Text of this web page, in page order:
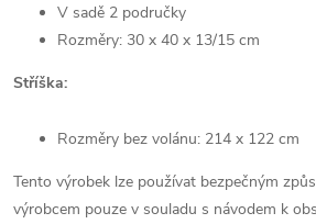
V sadě 2 područky
Rozměry: 30 x 40 x 13/15 cm
Stříška:
Rozměry bez volánu: 214 x 122 cm
Tento výrobek lze používat bezpečným
výrobcem pouze v souladu s návodem k